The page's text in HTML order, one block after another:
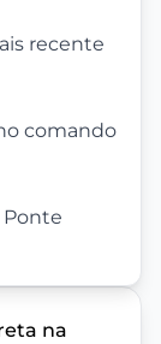
recente
comando
na